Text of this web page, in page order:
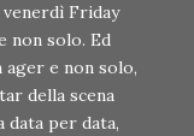
venerdì Friday
non solo. Ed
e non solo,
della scena
per data,